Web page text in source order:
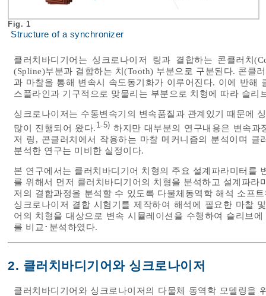
Fig. 1
Structure of a synchronizer
클러치바디기어는 싱크로나이저 링과 결합하는 콘클러치
(Spline)부분과 결합하는 치(Tooth) 부분으로 구분된다. 콘클
과 마찰을 통해 변속시 속도동기화가 이루어진다. 이에 반해
스플라인과 기구적으로 맞물리는 부분으로 치형에 따라 슬리
싱크로나이저는 수동변속기의 변속품질과 관계있기 때문에
많이 진행되어 왔다. 1-5) 하지만 대부분의 연구내용은 변속
저 링, 콘클러치에서 작용하는 마찰 메커니즘의 분석이며
분석한 연구는 미비한 실정이다.
본 연구에서는 클러치바디기어 치형의 주요 설계파라미터를
를 위해서 먼저 클러치바디기어의 치형을 분석하고 설계파
저의 결합과정을 분석할 수 있도록 다물체동역학 해석 소프
싱크로나이저 결합 시험기를 제작하여 해석에 필요한 마찰
어의 치형을 대상으로 변속 시뮬레이션을 수행하여 슬리브
를 비교･분석하였다.
2. 클러치바디기어와 싱크로나이저
클러치바디기어와 싱크로나이저의 다물체 동역학 모델링을